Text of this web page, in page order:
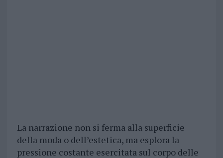
La narrazione non si ferma alla superficie
della moda o dell’estetica, ma esplora la
pressione costante esercitata sul corpo delle